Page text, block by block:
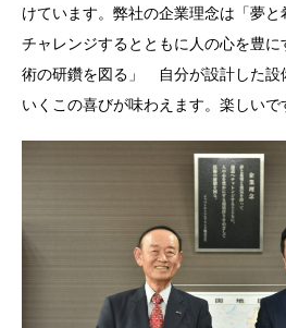
けています。弊社の企業理念は「夢
チャレンジするとともに人の心を豊
術の研鑽を図る」 自分が設計した設
いくこの喜びが味わえます。楽しいで